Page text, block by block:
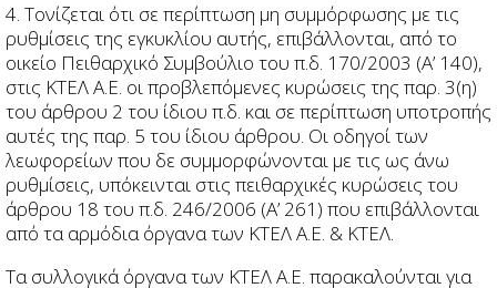
4. Τονίζεται ότι σε περίπτωση μη συμμόρφωσης με τις
ρυθμίσεις της εγκυκλίου αυτής, επιβάλλονται, από το
οικείο Πειθαρχικό Συμβούλιο του π.δ. 170/2003 (Α’ 140),
στις ΚΤΕΛ Α.Ε. οι προβλεπόμενες κυρώσεις της παρ. 3(η)
του άρθρου 2 του ίδιου π.δ. και σε περίπτωση υποτροπής
αυτές της παρ. 5 του ίδιου άρθρου. Οι οδηγοί των
λεωφορείων που δε συμμορφώνονται με τις ως άνω
ρυθμίσεις, υπόκεινται στις πειθαρχικές κυρώσεις του
άρθρου 18 του π.δ. 246/2006 (Α’ 261) που επιβάλλονται
από τα αρμόδια όργανα των ΚΤΕΛ Α.Ε. & ΚΤΕΛ.
Τα συλλογικά όργανα των ΚΤΕΛ Α.Ε. παρακαλούνται για